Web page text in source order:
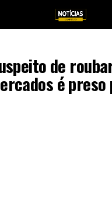
de
é preso